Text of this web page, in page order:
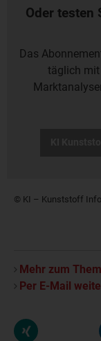
Oder testen
Das
täglich mit
© KI – Kunststoff
Mehr zum
Per E-Mail